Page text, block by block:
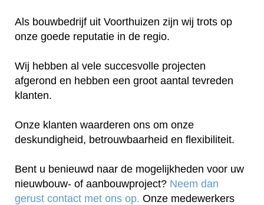
Als bouwbedrijf uit Voorthuizen zijn wij trots op
onze goede reputatie in de regio.
Wij hebben al vele succesvolle projecten
afgerond en hebben een groot aantal tevreden
klanten.
Onze klanten waarderen ons om onze
deskundigheid, betrouwbaarheid en flexibiliteit.
Bent u benieuwd naar de mogelijkheden voor uw
nieuwbouw- of aanbouwproject? Neem dan
gerust contact met ons op. Onze medewerkers